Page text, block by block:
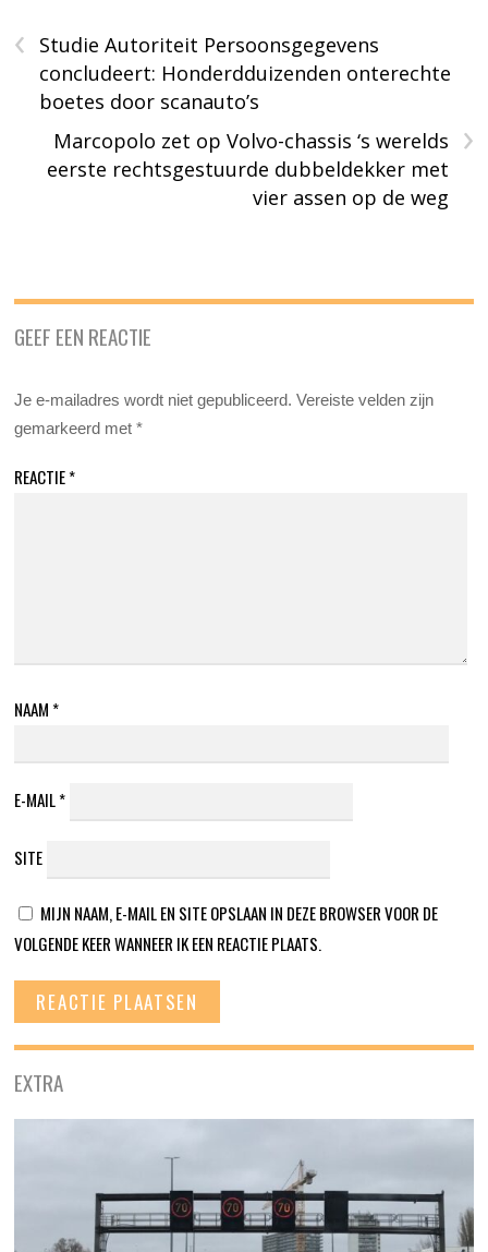
‹
Studie Autoriteit Persoonsgegevens
concludeert: Honderdduizenden onterechte
boetes door scanauto’s
›
Marcopolo zet op Volvo-chassis ‘s werelds
eerste rechtsgestuurde dubbeldekker met
vier assen op de weg
GEEF EEN REACTIE
Je e-mailadres wordt niet gepubliceerd. Vereiste velden zijn
gemarkeerd met*
REACTIE*
NAAM *
E-MAIL*
SITE
MIJN NAAM, E-MAIL EN SITE OPSLAAN IN DEZE BROWSER VOOR DE
VOLGENDE KEER WANNEER IK EEN REACTIE PLAATS.
EXTRA